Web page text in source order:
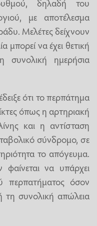
δηλαδή του
με αποτέλεσμα
Μελέτες δείχνουν
μπορεί να έχει θετική
συνολική ημερήσια
ότι το περπάτημα
όπως η αρτηριακή
και η αντίσταση
σύνδρομο, σε
το απόγευμα.
να υπάρχει
όσον
συνολική απώλεια